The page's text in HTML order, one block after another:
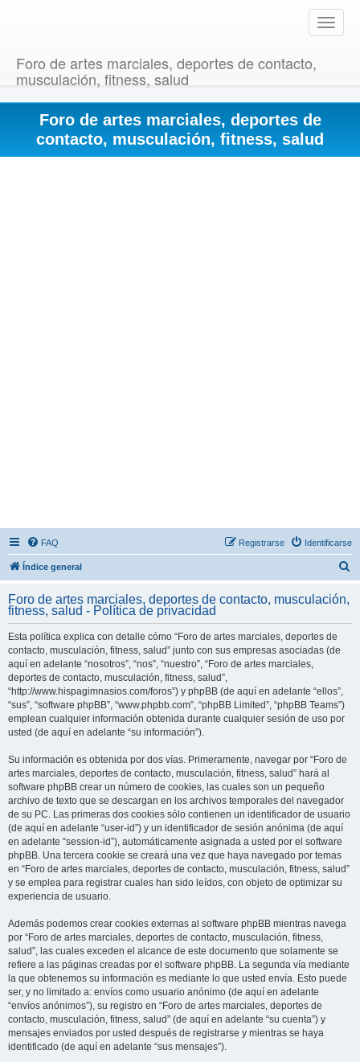
T
o
e
v
Foro de artes marciales, deportes de contacto,
musculación, fitness, salud
Foro de artes marciales, deportes de
contacto, musculación, fitness, salud
FAQ Identificarse
Registrarse
Índice general
c
Foro de artes marciales, deportes de contacto, musculación,
fitness, salud - Política de privacidad
Esta política explica con detalle cómo “Foro de artes marciales, deportes de
contacto, musculación, fitness, salud” junto con sus empresas asociadas (de
aquí en adelante “nosotros”, “nos”, “nuestro”, “Foro de artes marciales,
deportes de contacto, musculación, fitness, salud”,
“http://www.hispagimnasios.com/foros”) y phpBB (de aquí en adelante “ellos”,
“sus”, “software phpBB”, “www.phpbb.com”, “phpBB Limited”, “phpBB Teams”)
emplean cualquier información obtenida durante cualquier sesión de uso por
usted (de aquí en adelante “su información”).
Su información es obtenida por dos vías. Primeramente, navegar por “Foro de
artes marciales, deportes de contacto, musculación, fitness, salud” hará al
software phpBB crear un número de cookies, las cuales son un pequeño
archivo de texto que se descargan en los archivos temporales del navegador
de su PC. Las primeras dos cookies sólo contienen un identificador de usuario
(de aquí en adelante “user-id”) y un identificador de sesión anónima (de aquí
en adelante “session-id”), automáticamente asignada a usted por el software
phpBB. Una tercera cookie se creará una vez que haya navegado por temas
en “Foro de artes marciales, deportes de contacto, musculación, fitness, salud”
y se emplea para registrar cuales han sido leídos, con objeto de optimizar su
experiencia de usuario.
Además podemos crear cookies externas al software phpBB mientras navega
por “Foro de artes marciales, deportes de contacto, musculación, fitness,
salud”, las cuales exceden el alcance de este documento que solamente se
refiere a las páginas creadas por el software phpBB. La segunda vía mediante
la que obtenemos su información es mediante lo que usted envía. Esto puede
ser, y no limitado a: envíos como usuario anónimo (de aquí en adelante
“envíos anónimos”), su registro en “Foro de artes marciales, deportes de
contacto, musculación, fitness, salud” (de aquí en adelante “su cuenta”) y
mensajes enviados por usted después de registrarse y mientras se haya
identificado (de aquí en adelante “sus mensajes”).